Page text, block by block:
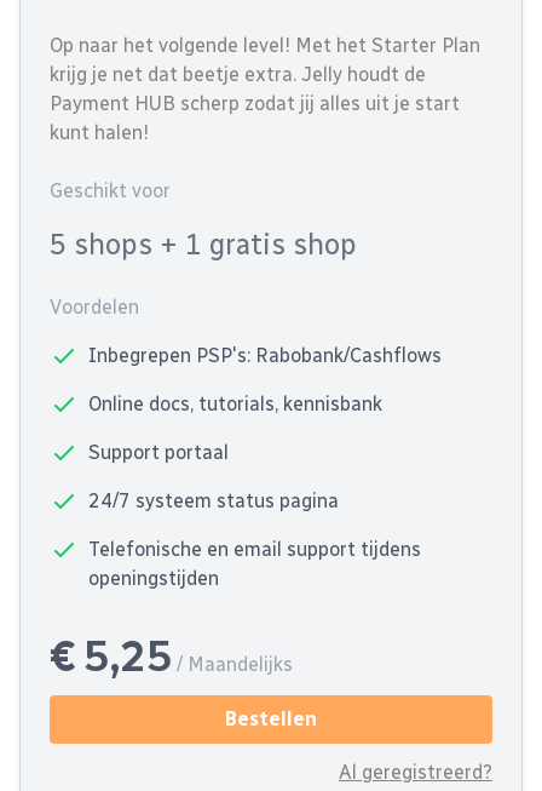
Op naar het volgende level! Met het Starter Plan
krijg je net dat beetje extra. Jelly houdt de
Payment HUB scherp zodat jij alles uit je start
kunt halen!
Geschikt voor
5 shops + 1 gratis shop
Voordelen
Inbegrepen PSP's: Rabobank/Cashflows
Online docs, tutorials, kennisbank
Support portaal
24/7 systeem status pagina
Telefonische en email support tijdens
openingstijden
€ 5,25 / Maandelijks
Bestellen
Al geregistreerd?